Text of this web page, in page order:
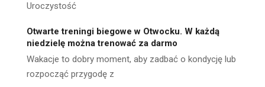
Uroczystość
Otwarte treningi biegowe w Otwocku. W każdą
niedzielę można trenować za darmo
Wakacje to dobry moment, aby zadbać o kondycję lub
rozpocząć przygodę z